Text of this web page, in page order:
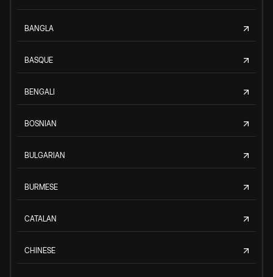
BANGLA
BASQUE
BENGALI
BOSNIAN
BULGARIAN
BURMESE
CATALAN
CHINESE